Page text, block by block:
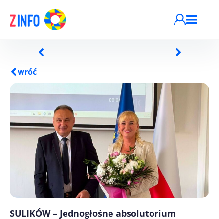
wróć
SULIKÓW – Jednogłośne absolutorium